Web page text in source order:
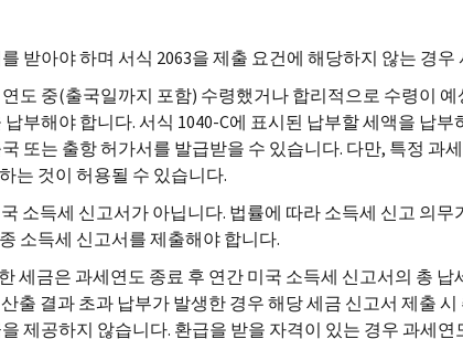
받아야 하며 서식 2063을 제출 요건에 해당하지 않는 경우
도 중(출국일까지 포함) 수령했거나 합리적으로 수령이
부해야 합니다. 서식 1040-C에 표시된 납부할 세액을 납
또는 출항 허가서를 발급받을 수 있습니다. 다만, 특정 과
는 것이 허용될 수 있습니다.
소득세 신고서가 아닙니다. 법률에 따라 소득세 신고 의무
소득세 신고서를 제출해야 합니다.
세금은 과세연도 종료 후 연간 미국 소득세 신고서의 총
출 결과 초과 납부가 발생한 경우 해당 세금 신고서 제출
제공하지 않습니다. 환급을 받을 자격이 있는 경우 과세연